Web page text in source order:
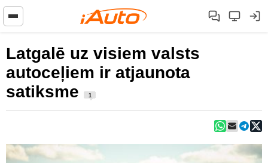
Latgalē uz visiem valsts
autoceļiem ir atjaunota
satiksme
1